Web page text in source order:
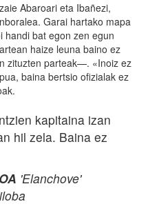
Abaroari eta Ibañezi,
Garai hartako mapa
handi bat egon zen egun
haize leuna baino ez
zituzten parteak—. «Inoiz ez
baina bertsio ofizialak ez
kapitaina izan
hil zela. Baina ez
'Elanchove'